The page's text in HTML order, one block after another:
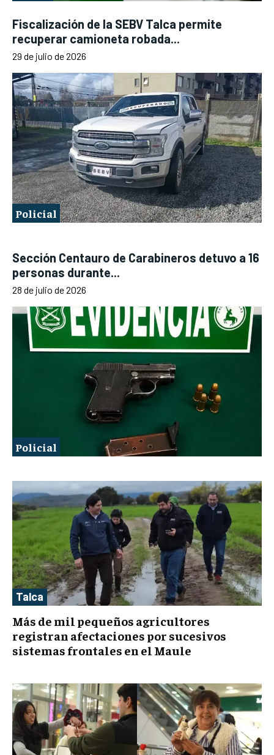
Fiscalización de la SEBV Talca permite
recuperar camioneta robada...
29 de julio de 2026
Policial
Sección Centauro de Carabineros detuvo a 16
personas durante...
28 de julio de 2026
Policial
Talca
Más de mil pequeños agricultores
registran afectaciones por sucesivos
sistemas frontales en el Maule